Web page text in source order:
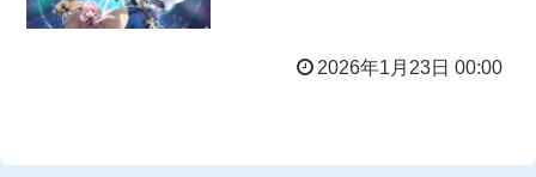
2026年1月23日 00:00